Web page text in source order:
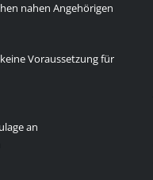
nahen Angehörigen
Voraussetzung für
an